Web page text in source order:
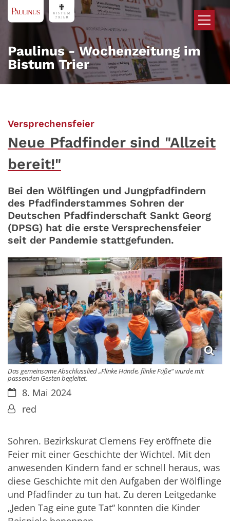
Zum Inhalt springen
Paulinus - Wochenzeitung im
Bistum Trier
Versprechensfeier:
Neue Pfadfinder sind "Allzeit
bereit!"
Bei den Wölflingen und Jungpfadfindern
des Pfadfinderstammes Sohren der
Deutschen Pfadfinderschaft Sankt Georg
(DPSG) hat die erste Versprechensfeier
seit der Pandemie stattgefunden.
Das gemeinsame Abschlusslied „Flinke Hände, flinke Füße“ wurde mit
passenden Gesten begleitet.
Datum:8. Mai 2024
Von:red
Sohren. Bezirkskurat Clemens Fey eröffnete die
Feier mit einer Geschichte der Wichtel. Mit den
anwesenden Kindern fand er schnell heraus, was
diese Geschichte mit den Aufgaben der Wölflinge
und Pfadfinder zu tun hat. Zu deren Leitgedanke
„Jeden Tag eine gute Tat“ konnten die Kinder